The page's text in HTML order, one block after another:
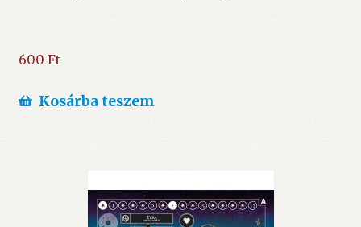
600 Ft
Kosárba teszem